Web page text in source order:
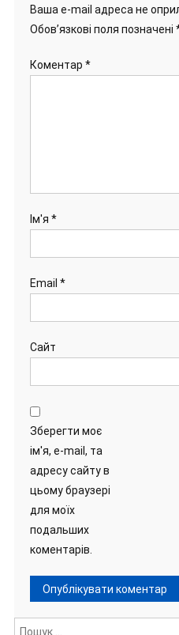
Ваша e-mail адреса не
Обов’язкові поля позначені
Коментар *
Ім'я *
Email *
Сайт
Зберегти моє
ім'я, e-mail, та
адресу сайту в
цьому браузері
для моїх
подальших
коментарів.